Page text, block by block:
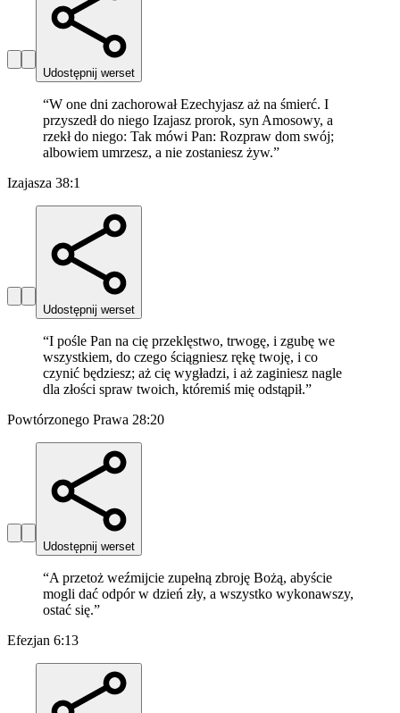
Udostępnij werset
“W one dni zachorował Ezechyjasz aż na śmierć. I
przyszedł do niego Izajasz prorok, syn Amosowy, a
rzekł do niego: Tak mówi Pan: Rozpraw dom swój;
albowiem umrzesz, a nie zostaniesz żyw.”
Izajasza 38:1
Udostępnij werset
“I pośle Pan na cię przeklęstwo, trwogę, i zgubę we
wszystkiem, do czego ściągniesz rękę twoję, i co
czynić będziesz; aż cię wygładzi, i aż zaginiesz nagle
dla złości spraw twoich, któremiś mię odstąpił.”
Powtórzonego Prawa 28:20
Udostępnij werset
“A przetoż weźmijcie zupełną zbroję Bożą, abyście
mogli dać odpór w dzień zły, a wszystko wykonawszy,
ostać się.”
Efezjan 6:13